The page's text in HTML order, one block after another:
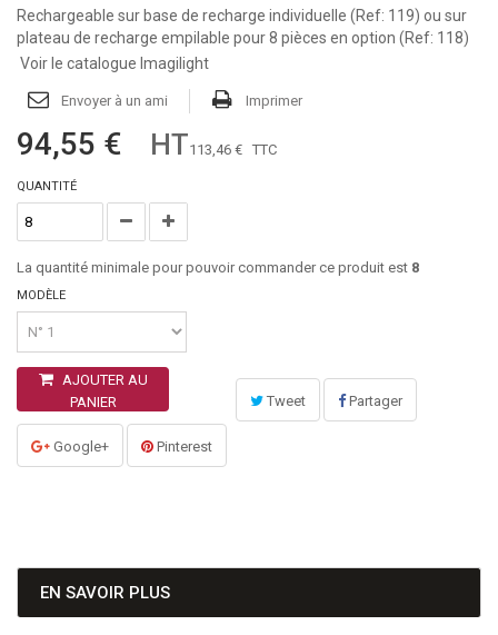
Rechargeable sur base de recharge individuelle (Ref: 119) ou sur
plateau de recharge empilable pour 8 pièces en option (Ref: 118)
Voir le catalogue Imagilight
Envoyer à un ami Imprimer
94,55 € HT113,46 € TTC
QUANTITÉ
La quantité minimale pour pouvoir commander ce produit est 8
MODÈLE
AJOUTER AU
PANIER
Tweet Partager
Google+ Pinterest
EN SAVOIR PLUS